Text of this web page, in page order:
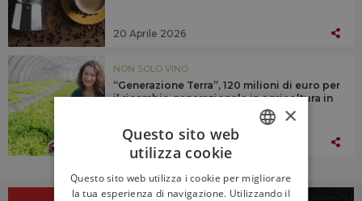
20 Aprile 2026
NON SOLO VINO
“Generazione Terra”, 120 milioni di euro per
il ricambio generazionale in agricoltura in
09 Aprile 2026
ENGLISH
×
Questo sito web
utilizza cookie
Questo sito web utilizza i cookie per migliorare
la tua esperienza di navigazione. Utilizzando il